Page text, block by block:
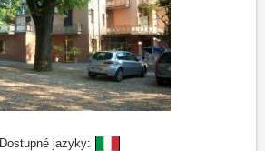
Dostupné jazyky: